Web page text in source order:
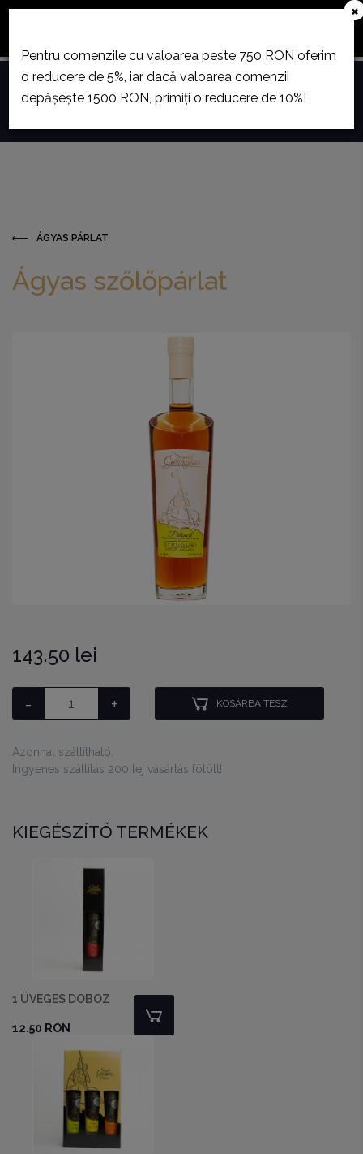
Toggle
ÁGYAS PÁRLAT
Ágyas szőlőpárlat
143.50 lei
- + KOSÁRBA TESZ
Azonnal szállítható.
Ingyenes szállítás 200 lej vásárlás fölött!
KIEGÉSZÍTŐ TERMÉKEK
1 ÜVEGES DOBOZ
12.50 RON
×
Pentru comenzile cu valoarea peste 750 RON oferim
o reducere de 5%, iar dacă valoarea comenzii
depășește 1500 RON, primiți o reducere de 10%!